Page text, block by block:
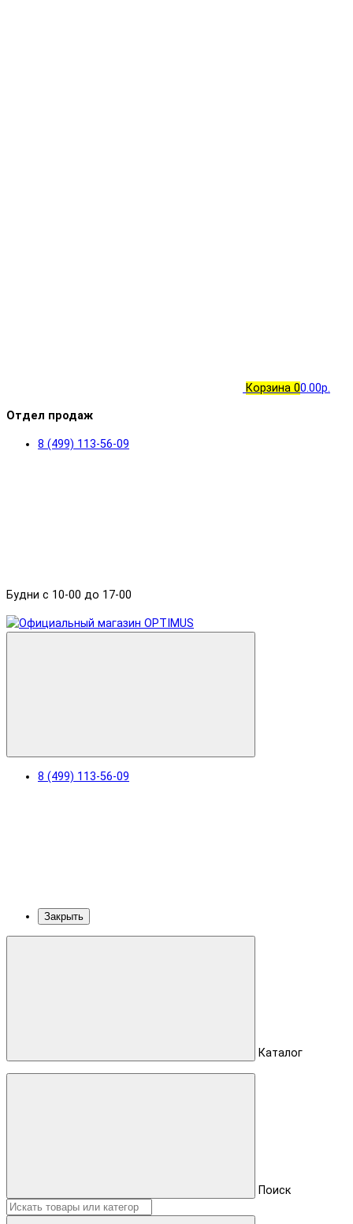
Корзина 00.00р.
Отдел продаж
8 (499) 113-56-09
Будни с 10-00 до 17-00
8 (499) 113-56-09
Закрыть
Каталог
Поиск